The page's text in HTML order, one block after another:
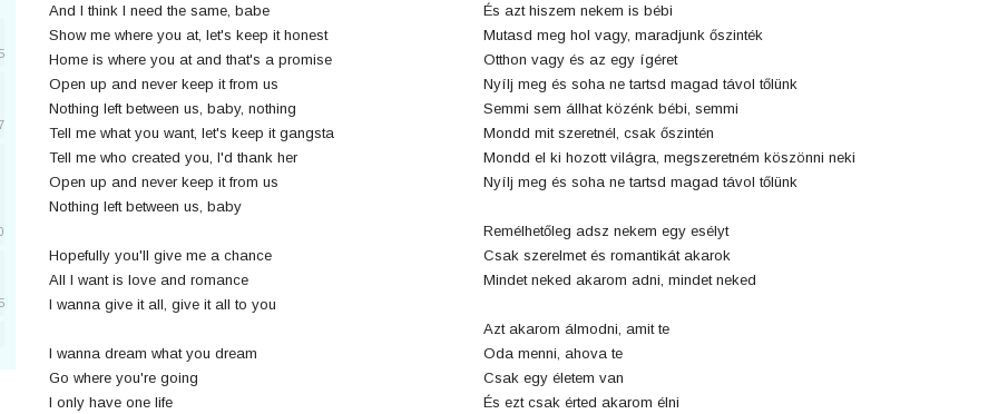
And I think I need the same, babe
Show me where you at, let's keep it honest
Home is where you at and that's a promise
Open up and never keep it from us
Nothing left between us, baby, nothing
Tell me what you want, let's keep it gangsta
Tell me who created you, I'd thank her
Open up and never keep it from us
Nothing left between us, baby
Hopefully you'll give me a chance
All I want is love and romance
I wanna give it all, give it all to you
I wanna dream what you dream
Go where you're going
I only have one life
És azt hiszem nekem is bébi
Mutasd meg hol vagy, maradjunk őszinték
Otthon vagy és az egy ígéret
Nyílj meg és soha ne tartsd magad távol tőlünk
Semmi sem állhat közénk bébi, semmi
Mondd mit szeretnél, csak őszintén
Mondd el ki hozott világra, megszeretném köszönni neki
Nyílj meg és soha ne tartsd magad távol tőlünk
Remélhetőleg adsz nekem egy esélyt
Csak szerelmet és romantikát akarok
Mindet neked akarom adni, mindet neked
Azt akarom álmodni, amit te
Oda menni, ahova te
Csak egy életem van
És ezt csak érted akarom élni